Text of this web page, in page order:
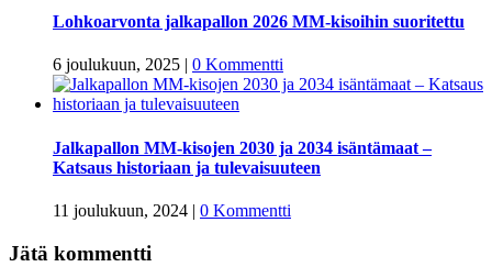
Lohkoarvonta jalkapallon 2026 MM-kisoihin suoritettu
6 joulukuun, 2025 | 0 Kommentti
Jalkapallon MM-kisojen 2030 ja 2034 isäntämaat –
Katsaus historiaan ja tulevaisuuteen
11 joulukuun, 2024 | 0 Kommentti
Jätä kommentti